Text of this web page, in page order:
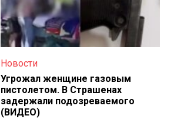
Новости
Угрожал женщине газовым
пистолетом. В Страшенах
задержали подозреваемого
(ВИДЕО)